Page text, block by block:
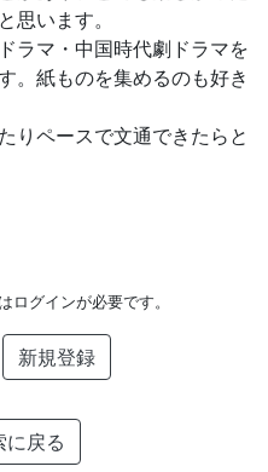
思います。
ラマ・中国時代劇ドラマを
。紙ものを集めるのも好き
りペースで文通できたらと
ログインが必要です。
新規登録
に戻る